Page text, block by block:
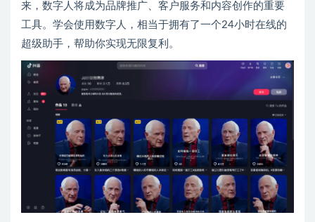
来，数字人将成为品牌推广、客户服务和内容创作的重要
工具。学会使用数字人，相当于拥有了一个24小时在线的
超级助手，帮助你实现无限复利。